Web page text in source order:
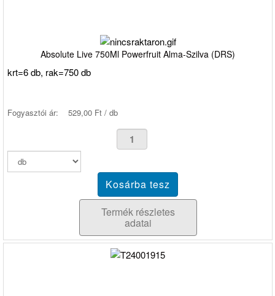
Absolute Live 750Ml Powerfruit Alma-Szilva (DRS)
krt=6 db, rak=750 db
Fogyasztói ár: 529,00 Ft / db
Termék részletes
adatai